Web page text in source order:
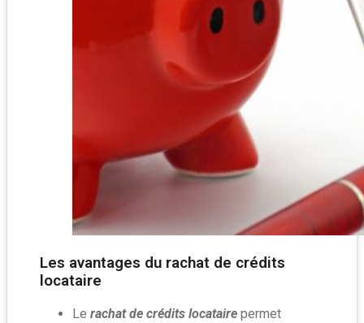
Les avantages du rachat de crédits
locataire
Le rachat de crédits locataire permet